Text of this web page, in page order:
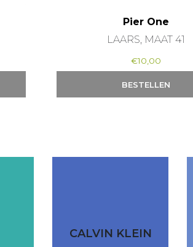
Pier One
LAARS, MAAT 41
€10,00
BESTELLEN
CALVIN KLEIN